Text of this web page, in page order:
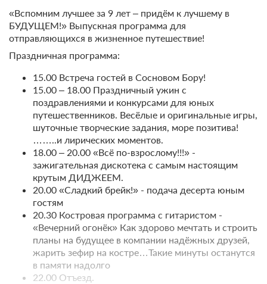
Стандарт одноместный Подробнее
18м2
Две односпальных кровати
Одна двуспальная кровать
Телевизор
Wi-Fi
Ванная комната в номере
1 гость
Бронирование по запросу
В стоимость входит:
Оздоровительный отдых с 3-разовым питанием без
лечения, Включен завтрак, обед и ужин
При отмене оплата не возвращается
Требуется внесение предоплаты в течение 2 часов
после подтверждения бронирования. Сумма предоплаты
составляет 1 ночь
школьник — 2700 ₽;
взрослый — 2200 ₽.
Минимальная сумма заказа — 30000 ₽.
«Вспомним лучшее за 9 лет – придём к лучшему в
БУДУЩЕМ!» Выпускная программа для
отправляющихся в жизненное путешествие!
Праздничная программа:
15.00 Встреча гостей в Сосновом Бору!
15.00 – 18.00 Праздничный ужин с
поздравлениями и конкурсами для юных
путешественников. Весёлые и оригинальные игры,
шуточные творческие задания, море позитива!
……..и лирических моментов.
18.00 – 20.00 «Всё по-взрослому!!!» -
зажигательная дискотека с самым настоящим
крутым ДИДЖЕЕМ.
20.00 «Сладкий брейк!» - подача десерта юным
гостям
20.30 Костровая программа с гитаристом -
«Вечерний огонёк» Как здорово мечтать и строить
планы на будущее в компании надёжных друзей,
жарить зефир на костре…Такие минуты останутся
в памяти надолго
22.00 Отъезд.